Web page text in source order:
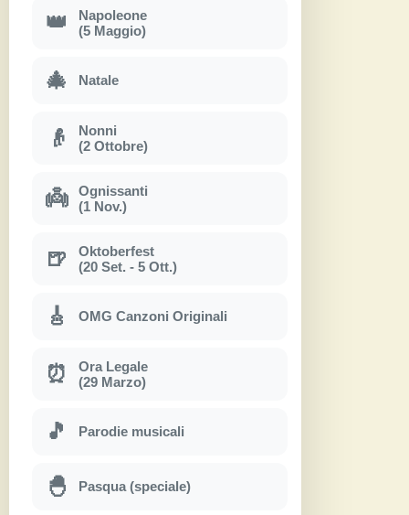
👑
Napoleone
(5 Maggio)
🎄 Natale
👴
Nonni
(2 Ottobre)
👼
Ognissanti
(1 Nov.)
🍺
Oktoberfest
(20 Set. - 5 Ott.)
🎸 OMG Canzoni Originali
⏰
Ora Legale
(29 Marzo)
🎵 Parodie musicali
🐣 Pasqua (speciale)